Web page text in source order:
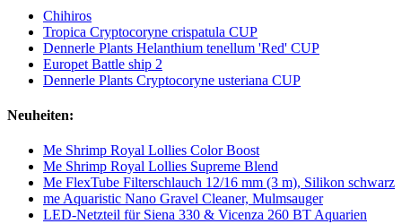
Chihiros
Tropica Cryptocoryne crispatula CUP
Dennerle Plants Helanthium tenellum 'Red' CUP
Europet Battle ship 2
Dennerle Plants Cryptocoryne usteriana CUP
Neuheiten:
Me Shrimp Royal Lollies Color Boost
Me Shrimp Royal Lollies Supreme Blend
Me FlexTube Filterschlauch 12/16 mm (3 m), Silikon schwarz
me Aquaristic Nano Gravel Cleaner, Mulmsauger
LED-Netzteil für Siena 330 & Vicenza 260 BT Aquarien